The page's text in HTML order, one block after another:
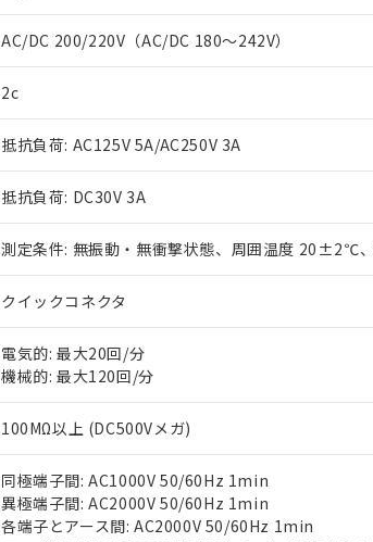
AC/DC 200/220V（AC/DC 180～242V）
2c
抵抗負荷: AC125V 5A/AC250V 3A
抵抗負荷: DC30V 3A
測定条件: 無振動・無衝撃状態、周囲温度 20±2℃
クイックコネクタ
電気的: 最大20回/分
機械的: 最大120回/分
100MΩ以上 (DC500Vメガ)
同極端子間: AC1000V 50/60Hz 1min
異極端子間: AC2000V 50/60Hz 1min
各端子とアース間: AC2000V 50/60Hz 1min
ご利用条件
以下の条件をお読みいただき、同意のうえご利
本サービスは、当社制御機器事業取扱商
くものです。
当社制御機器事業取扱商品の中には、本サ
在庫状況および標準価格照会結果は、記載
のであり、閲覧された時点での実際の在庫
い。
正式な納期状況および標準価格はお客様の
当社販売員にご相談ください。
オムロン制御機器販売店や当社販売拠点は「
在庫状況および標準価格結果を当社の事前
対応予定：EU RoHS指令（10物質）の非含有に
対応予定なし：EU RoHS指令（10物質）の非含
調査・確認中：EU RoHS指令（10物質）の非含
非該当品：ライセンス料など無形物で、有害物
仕入先様の事情により、非含有部品としていた
*EU RoHS指令（10物質）：
鉛(Pb) 1000ppm以下、 水銀(Hg) 1000ppm以下、 カドミウ
六価クロム(Cr(Ⅵ)) 1000ppm以下、ポリ臭化ビフェニル類
フタル酸ビス(2-エチルヘキシル) (DEHP)(別名：DOP)
ル（DBP） 1000ppm以下、フタル酸ジイソブチル (DIBP)
※2 対応予定月
部品在庫の切り替え状況などにより、予定月が
※1 中国RoHS○×表
「○」：最大均質材料含有率が中国RoHSの基準
「×」：最大均質材料含有率が中国RoHSの基準
「－」：未確認です。当社販売部門へお問い合
*中国RoHS10物質の基準値 (GB/T26572)：
Pb(鉛) :1000ppm、 Hg(水銀) : 1000ppm、 Cd(カドミウム) :
Cr(Ⅵ)(六価クロム) : 1000ppm、 PBBs(ポリ臭化ビフェニル類
DBP(フタル酸ジブチル) : 1000ppm、 DIBP(フタル酸ジイソ
DEHP(フタル酸ビス(2-エチルヘキシル)) : 1000ppm
※2 環境保護使用期限
当社は、これら貴社製品のうち、外国為替
などの必要な手続きをとります。
当社は規制貨物を破棄する場合は、完全に
ます。
当社は貴社製品を、核兵器、ミサイル、化
置等に一切使用いたしません。
当社は、貴社製品を第三者に販売する場合
また当社は、販売先および販売に係わる関
たしません。
記
号
説明
○ 一定数以上の在庫あり
△ 一定数には満たないが在庫あり
－
在庫なし(最新の在庫状況については